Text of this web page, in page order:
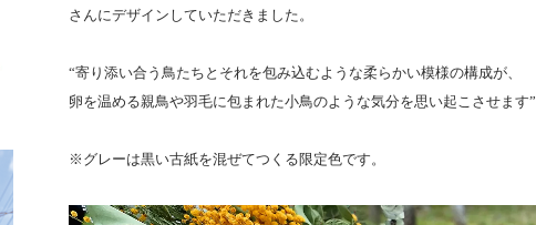
さんにデザインしていただきました。
“寄り添い合う鳥たちとそれを包み込むような柔らかい模様の構成が、
卵を温める親鳥や羽毛に包まれた小鳥のような気分を思い起こさせます”
※グレーは黒い古紙を混ぜてつくる限定色です。